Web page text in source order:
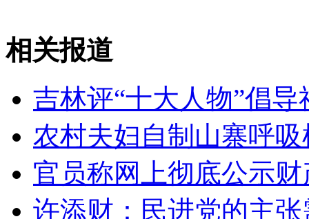
女孩北京地铁殴打老人 痛下狠手拳打脚踢
无痛分娩是否安全 医生回应
外交部：反对强权政治霸凌主义
相关报道
吉林评“十大人物”倡
农村夫妇自制山寨呼
官员称网上彻底公示
许添财：民进党的主